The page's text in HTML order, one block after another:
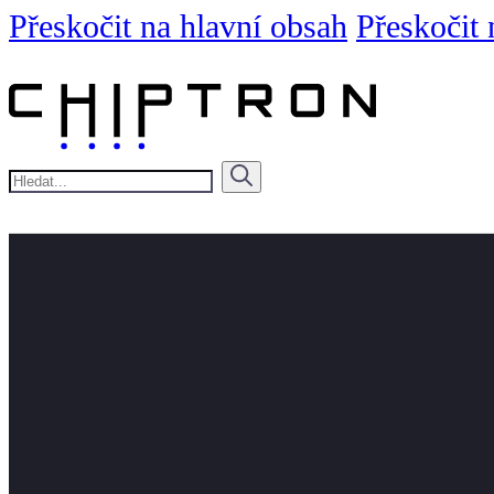
Přeskočit na hlavní obsah Přeskočit
Hledat